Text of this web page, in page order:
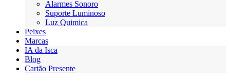
Alarmes Sonoro
Suporte Luminoso
Luz Quimica
Peixes
Marcas
IA da Isca
Blog
Cartão Presente